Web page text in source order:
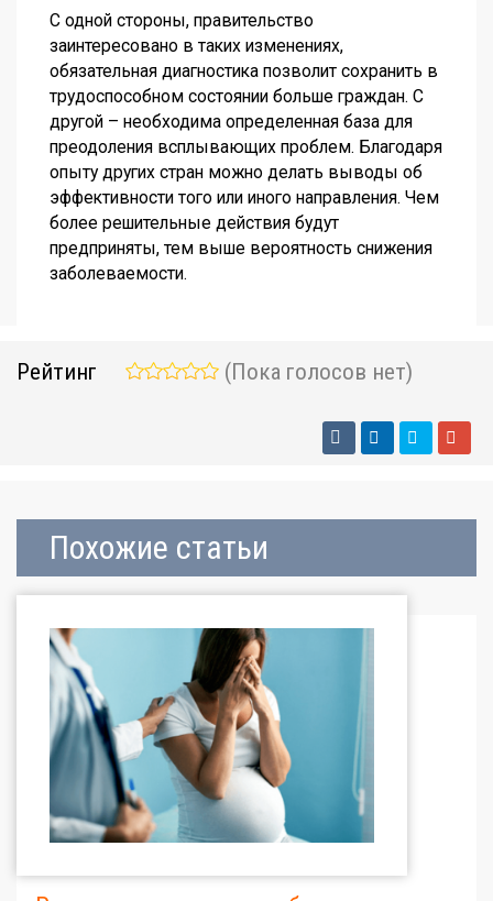
С одной стороны, правительство
заинтересовано в таких изменениях,
обязательная диагностика позволит сохранить в
трудоспособном состоянии больше граждан. С
другой – необходима определенная база для
преодоления всплывающих проблем. Благодаря
опыту других стран можно делать выводы об
эффективности того или иного направления. Чем
более решительные действия будут
предприняты, тем выше вероятность снижения
заболеваемости.
Рейтинг (Пока голосов нет)
Похожие статьи